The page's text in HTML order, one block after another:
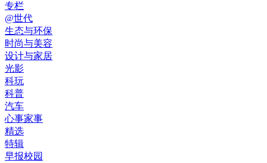
专栏
@世代
生态与环保
时尚与美容
设计与家居
光影
科玩
科普
汽车
心事家事
精选
特辑
早报校园